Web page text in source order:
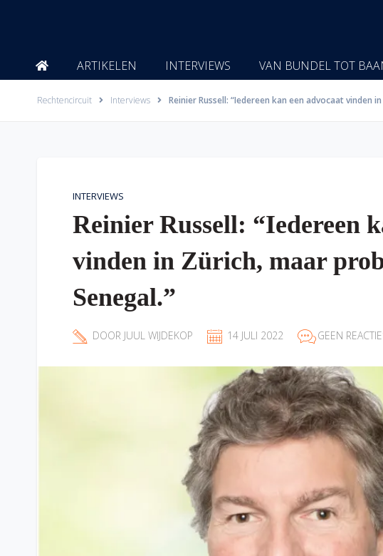
ARTIKELEN INTERVIEWS VAN BUNDEL TOT
Rechtencircuit Interviews Reinier Russell: “Iedereen kan een advocaat vinden
INTERVIEWS
Reinier Russell: “Iedereen
vinden in Zürich, maar
Senegal.”
DOOR JUUL WIJDEKOP 14 JULI 2022 GEEN